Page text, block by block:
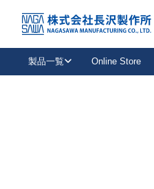
製品一覧 Online Store
KSS加盟店・取扱店情報
店舗一覧